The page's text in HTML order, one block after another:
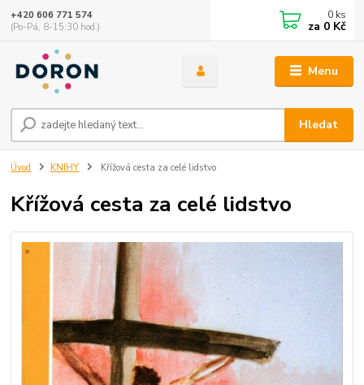
Menu
Hledat
+420 606 771 574
(Po-Pá, 8-15:30 hod.)
0 ks
za 0 Kč
Úvod KNIHY Křížová cesta za celé lidstvo
Křížová cesta za celé lidstvo